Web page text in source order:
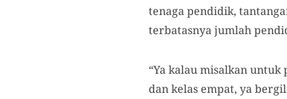
tenaga pendidik,
terbatasnya jumlah
“Ya kalau misalkan
dan kelas empat, ya